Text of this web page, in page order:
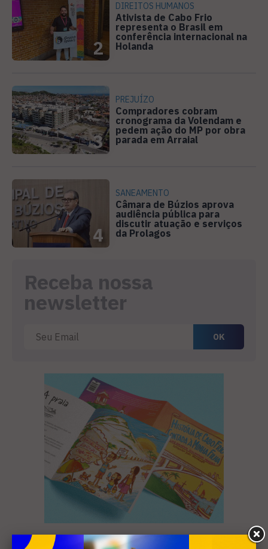
2
DIREITOS HUMANOS
Ativista de Cabo Frio
representa o Brasil em
conferência internacional na
Holanda
3
PREJUÍZO
Compradores cobram
cronograma da Volendam e
pedem ação do MP por obra
parada em Arraial
4
SANEAMENTO
Câmara de Búzios aprova
audiência pública para
discutir atuação e serviços
da Prolagos
Receba nossa
newsletter